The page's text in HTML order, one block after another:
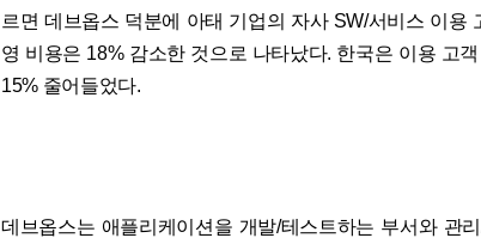
르면 데브옵스 덕분에 아태 기업의 자사 SW/서비스 이용
영 비용은 18% 감소한 것으로 나타났다. 한국은 이용 고
15% 줄어들었다.
데브옵스는 애플리케이션을 개발/테스트하는 부서와 관